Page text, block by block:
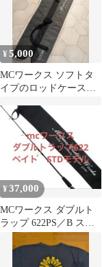
¥5,000
MCワークス ソフトタ
イプのロッドケース中
¥37,000
MCワークス ダブルト
ラップ 622PS／B スタ
ンダード